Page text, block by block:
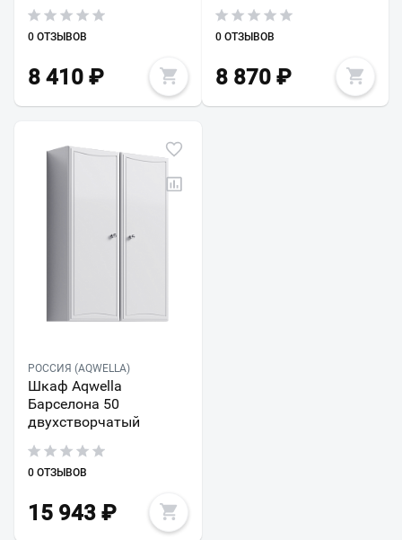
0 ОТЗЫВОВ
8 410 ₽
0 ОТЗЫВОВ
8 870₽
РОССИЯ (AQWELLA)
Шкаф Aqwella
Барселона 50
двухстворчатый
0 ОТЗЫВОВ
15 943 ₽